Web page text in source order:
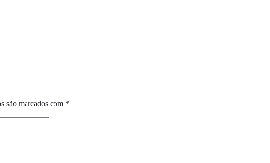
são marcados com *